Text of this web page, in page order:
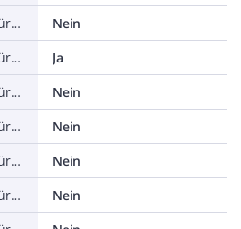
Unterstützt Protokoll für TCP/IP
Nein
Unterstützt Protokoll für PROFIBUS
Ja
Unterstützt Protokoll für CAN
Nein
Unterstützt Protokoll für INTERBUS
Nein
Unterstützt Protokoll für ASI
Nein
Unterstützt Protokoll für KNX
Nein